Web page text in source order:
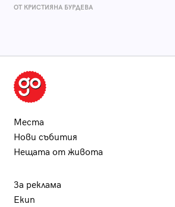
ОТ КРИСТИЯНА БУРДЕВА
Места
Нови събития
Нещата от живота
За реклама
Екип